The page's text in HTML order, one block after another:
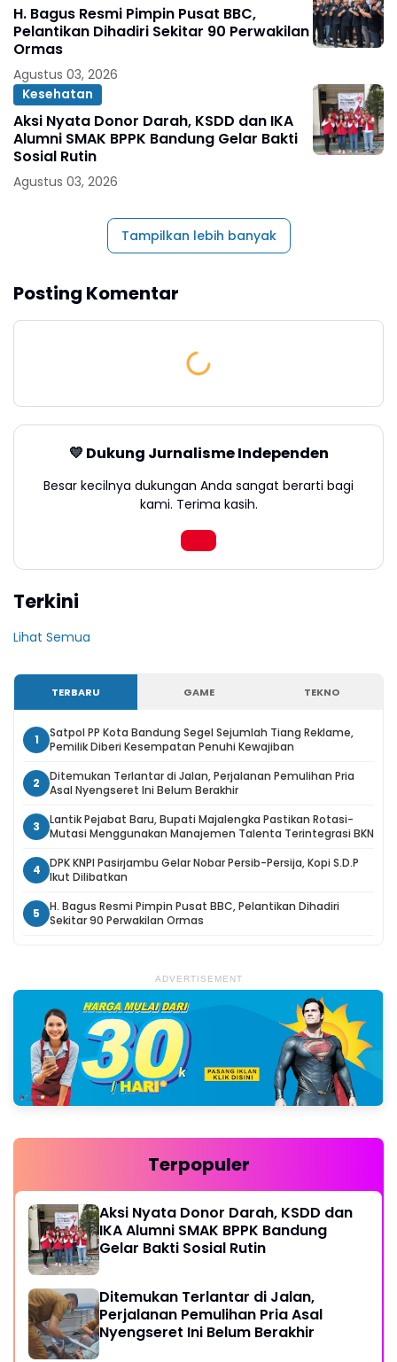
H. Bagus Resmi Pimpin Pusat BBC,
Pelantikan Dihadiri Sekitar 90 Perwakilan
Ormas
Agustus 03, 2026
Kesehatan
Aksi Nyata Donor Darah, KSDD dan IKA
Alumni SMAK BPPK Bandung Gelar Bakti
Sosial Rutin
Agustus 03, 2026
Tampilkan lebih banyak
Posting Komentar
💛 Dukung Jurnalisme Independen
Besar kecilnya dukungan Anda sangat berarti bagi
kami. Terima kasih.
Terkini
Lihat Semua
TERBARU GAME TEKNO
1
Satpol PP Kota Bandung Segel Sejumlah Tiang Reklame,
Pemilik Diberi Kesempatan Penuhi Kewajiban
2
Ditemukan Terlantar di Jalan, Perjalanan Pemulihan Pria
Asal Nyengseret Ini Belum Berakhir
3
Lantik Pejabat Baru, Bupati Majalengka Pastikan Rotasi-
Mutasi Menggunakan Manajemen Talenta Terintegrasi BKN
4
DPK KNPI Pasirjambu Gelar Nobar Persib-Persija, Kopi S.D.P
Ikut Dilibatkan
5
H. Bagus Resmi Pimpin Pusat BBC, Pelantikan Dihadiri
Sekitar 90 Perwakilan Ormas
ADVERTISEMENT
Terpopuler
Aksi Nyata Donor Darah, KSDD dan
IKA Alumni SMAK BPPK Bandung
Gelar Bakti Sosial Rutin
Ditemukan Terlantar di Jalan,
Perjalanan Pemulihan Pria Asal
Nyengseret Ini Belum Berakhir